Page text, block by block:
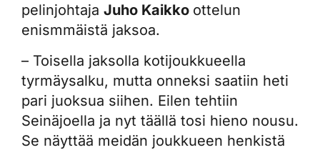
pelinjohtaja Juho Kaikko ottelun
enismmäistä jaksoa.
– Toisella jaksolla kotijoukkueella
tyrmäysalku, mutta onneksi saatiin heti
pari juoksua siihen. Eilen tehtiin
Seinäjoella ja nyt täällä tosi hieno nousu.
Se näyttää meidän joukkueen henkistä